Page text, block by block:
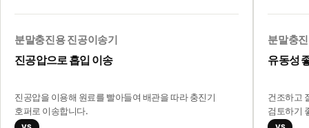
분말충진용 진공이송기
진공압으로 흡입 이송
진공압을 이용해 원료를 빨아들여 배관을 따라 충진기
호퍼로 이송합니다.
분말충
유동성
건조하고
검토하기